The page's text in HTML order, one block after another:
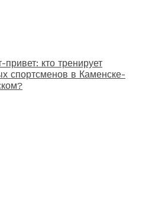
привет: кто тренирует
спортсменов в Каменске-